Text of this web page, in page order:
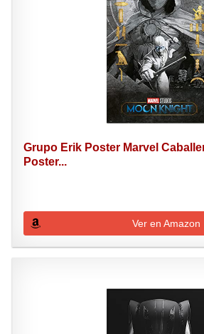
Grupo Erik Poster Marvel
Poster...
Ver en Amazon